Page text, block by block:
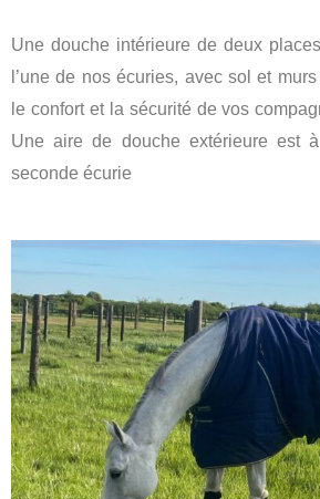
Une douche intérieure de deux
l’une de nos écuries, avec sol et
le confort et la sécurité de vos
Une aire de douche extérieure est
seconde écurie